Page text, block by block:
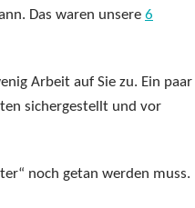
Das waren unsere 6
Arbeit auf Sie zu. Ein paar
sichergestellt und vor
noch getan werden muss.